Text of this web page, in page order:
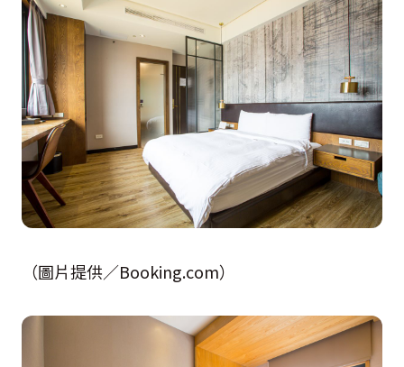
（圖片提供／Booking.com）